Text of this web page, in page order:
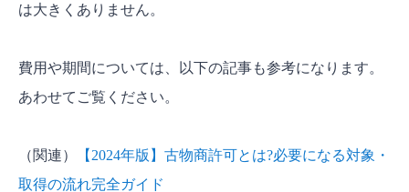
は大きくありません。
費用や期間については、以下の記事も参考になります。
あわせてご覧ください。
（関連）
【2024年版】古物商許可とは?必要になる対象・
取得の流れ完全ガイド